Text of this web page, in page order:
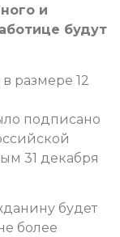
и
будут
размере 12
подписано
31 декабря
будет
более